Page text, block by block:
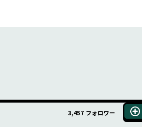
3,457 フォロワー